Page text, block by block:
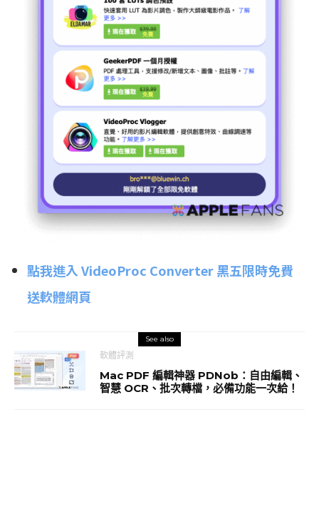
點我進入 VideoProc Converter 黑五限時免費
送軟體網頁
See also
軟體評測
Mac PDF 編輯神器 PDNob：自由編輯、
智慧 OCR、批次轉檔，必備功能一次給！